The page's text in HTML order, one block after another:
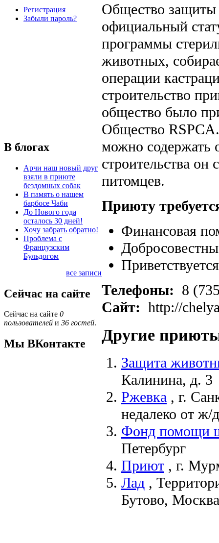
Регистрация
Забыли пароль?
В блогах
Арчи наш новый друг
взяли в приюте
бездомных собак
В память о нашем
барбосе Чаби
До Нового года
осталось 30 дней!
Хочу забрать обратно!
Проблема с
Французским
Бульдогом
все записи
Сейчас на сайте
Сейчас на сайте 0
пользователей и 36 гостей.
Мы ВКонтакте
Общество
официальный
программы
животных,
операции
строительство
общество было
Общество
можно содержать
строительства он
питомцев.
Приюту
Финансовая
Телефоны: 8
Сайт: http://
Другие
Защита
Калинина, д. 3
Ржевка , г.
недалеко от ж/
Фонд помощи
Петербург
Приют , г.
Лад ,
Бутово, Москва